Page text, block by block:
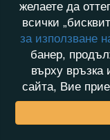
желаете да
всички
за използване
банер,
върху връзка
сайта, Вие